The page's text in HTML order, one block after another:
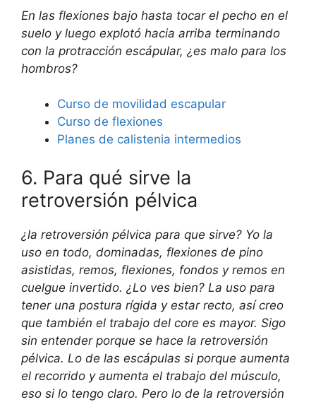
En las flexiones bajo hasta tocar el pecho en el
suelo y luego explotó hacia arriba terminando
con la protracción escápular, ¿es malo para los
hombros?
Curso de movilidad escapular
Curso de flexiones
Planes de calistenia intermedios
6. Para qué sirve la
retroversión pélvica
¿la retroversión pélvica para que sirve? Yo la
uso en todo, dominadas, flexiones de pino
asistidas, remos, flexiones, fondos y remos en
cuelgue invertido. ¿Lo ves bien? La uso para
tener una postura rígida y estar recto, así creo
que también el trabajo del core es mayor. Sigo
sin entender porque se hace la retroversión
pélvica. Lo de las escápulas si porque aumenta
el recorrido y aumenta el trabajo del músculo,
eso si lo tengo claro. Pero lo de la retroversión